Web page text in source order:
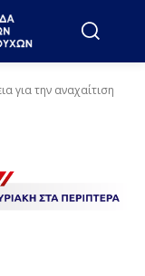
για την αναχαίτιση